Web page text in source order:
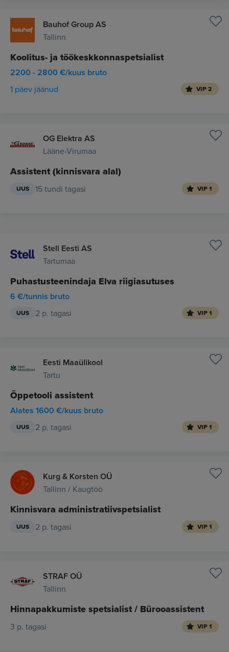
Bauhof Group AS
Tallinn
Koolitus- ja töökeskkonnaspetsialist
2200 - 2800 €/kuus bruto
1 päev jäänud VIP 2
OG Elektra AS
Lääne-Virumaa
Assistent (kinnisvara alal)
UUS 15 tundi tagasi VIP 1
Stell Eesti AS
Tartumaa
Puhastusteenindaja Elva riigiasutuses
6 €/tunnis bruto
UUS 2 p. tagasi VIP 1
Eesti Maaülikool
Tartu
Õppetooli assistent
Alates 1600 €/kuus bruto
UUS 2 p. tagasi VIP 1
Kurg & Korsten OÜ
Tallinn / Kaugtöö
Kinnisvara administratiivspetsialist
UUS 2 p. tagasi VIP 1
STRAF OÜ
Tallinn
Hinnapakkumiste spetsialist / Bürooassistent
3 p. tagasi VIP 1